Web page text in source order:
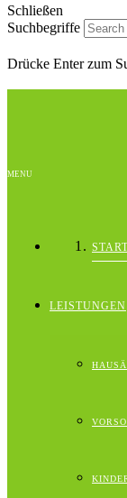
Schließen
Suchbegriffe
Drücke Enter zum
MENU
LEISTUNGEN